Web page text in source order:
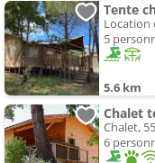
Tente
Location
5
5.6 km
Chalet
Chalet,
6